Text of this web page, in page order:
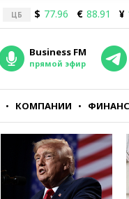
ЦБ $ 77.96 € 88.91 ¥
Business FM
прямой эфир
КОМПАНИИ